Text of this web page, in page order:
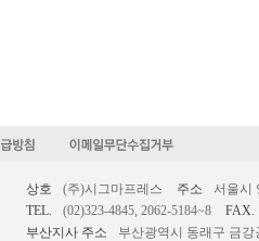
상호 (주)시그마프레스 주소
서울시
TEL.
(02)323-4845, 2062-5184~8
FAX.
부산지사 주소
부산광역시 동래구 금강